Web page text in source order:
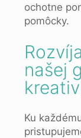
ochotne
pomôcky.
našej
Ku